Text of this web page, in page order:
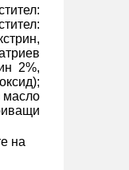
2%,
масло
на